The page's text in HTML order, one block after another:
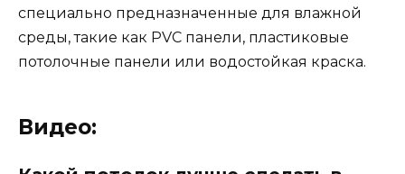
специально предназначенные для влажной
среды, такие как PVC панели, пластиковые
потолочные панели или водостойкая краска.
Видео: